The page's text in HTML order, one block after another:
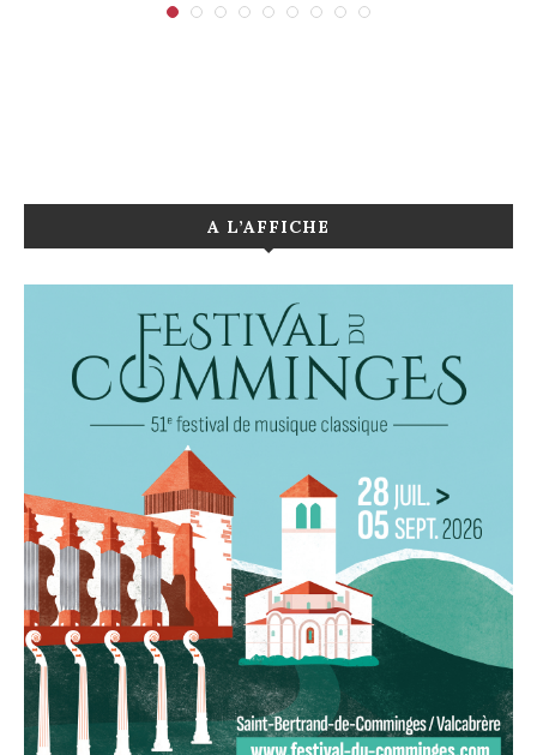
A L’AFFICHE